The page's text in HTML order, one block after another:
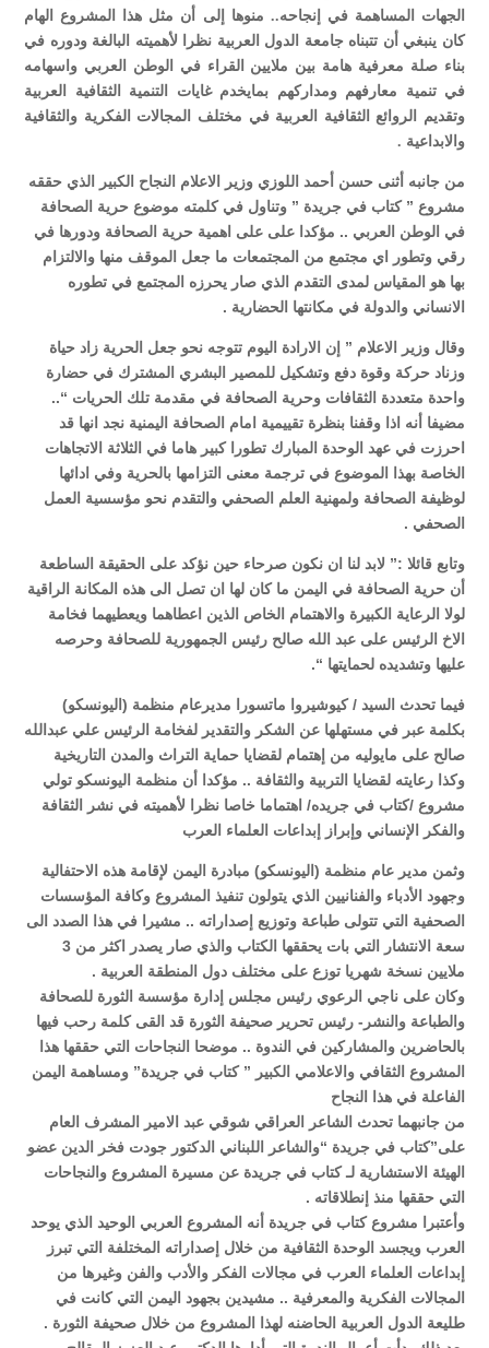
الجهات المساهمة في إنجاحه.. منوها إلى أن مثل هذا المشروع الهام
كان ينبغي أن تتبناه جامعة الدول العربية نظرا لأهميته البالغة ودوره في
بناء صلة معرفية هامة بين ملايين القراء في الوطن العربي واسهامه
في تنمية معارفهم ومداركهم بمايخدم غايات التنمية الثقافية العربية
وتقديم الروائع الثقافية العربية في مختلف المجالات الفكرية والثقافية
والابداعية .
من جانبه أثنى حسن أحمد اللوزي وزير الاعلام النجاح الكبير الذي حققه
مشروع ” كتاب في جريدة ” وتناول في كلمته موضوع حرية الصحافة
في الوطن العربي .. مؤكدا على على اهمية حرية الصحافة ودورها في
رقي وتطور اي مجتمع من المجتمعات ما جعل الموقف منها والالتزام
بها هو المقياس لمدى التقدم الذي صار يحرزه المجتمع في تطوره
الانساني والدولة في مكانتها الحضارية .
وقال وزير الاعلام ” إن الارادة اليوم تتوجه نحو جعل الحرية زاد حياة
وزناد حركة وقوة دفع وتشكيل للمصير البشري المشترك في حضارة
واحدة متعددة الثقافات وحرية الصحافة في مقدمة تلك الحريات “..
مضيفا أنه اذا وقفنا بنظرة تقييمية امام الصحافة اليمنية نجد انها قد
احرزت في عهد الوحدة المبارك تطورا كبير هاما في الثلاثة الاتجاهات
الخاصة بهذا الموضوع في ترجمة معنى التزامها بالحرية وفي ادائها
لوظيفة الصحافة ولمهنية العلم الصحفي والتقدم نحو مؤسسية العمل
الصحفي .
وتابع قائلا :” لابد لنا ان نكون صرحاء حين نؤكد على الحقيقة الساطعة
أن حرية الصحافة في اليمن ما كان لها ان تصل الى هذه المكانة الراقية
لولا الرعاية الكبيرة والاهتمام الخاص الذين اعطاهما ويعطيهما فخامة
الاخ الرئيس على عبد الله صالح رئيس الجمهورية للصحافة وحرصه
عليها وتشديده لحمايتها “.
فيما تحدث السيد / كيوشيروا ماتسورا مديرعام منظمة (اليونسكو)
بكلمة عبر في مستهلها عن الشكر والتقدير لفخامة الرئيس علي عبدالله
صالح على مايوليه من إهتمام لقضايا حماية التراث والمدن التاريخية
وكذا رعايته لقضايا التربية والثقافة .. مؤكدا أن منظمة اليونسكو تولي
مشروع /كتاب في جريده/ اهتماما خاصا نظرا لأهميته في نشر الثقافة
والفكر الإنساني وإبراز إبداعات العلماء العرب
وثمن مدير عام منظمة (اليونسكو) مبادرة اليمن لإقامة هذه الاحتفالية
وجهود الأدباء والفنانيين الذي يتولون تنفيذ المشروع وكافة المؤسسات
الصحفية التي تتولى طباعة وتوزيع إصداراته .. مشيرا في هذا الصدد الى
سعة الانتشار التي بات يحققها الكتاب والذي صار يصدر اكثر من 3
ملايين نسخة شهريا توزع على مختلف دول المنطقة العربية .
وكان على ناجي الرعوي رئيس مجلس إدارة مؤسسة الثورة للصحافة
والطباعة والنشر- رئيس تحرير صحيفة الثورة قد القى كلمة رحب فيها
بالحاضرين والمشاركين في الندوة .. موضحا النجاحات التي حققها هذا
المشروع الثقافي والاعلامي الكبير ” كتاب في جريدة” ومساهمة اليمن
الفاعلة في هذا النجاح
من جانبهما تحدث الشاعر العراقي شوقي عبد الامير المشرف العام
على”كتاب في جريدة “والشاعر اللبناني الدكتور جودت فخر الدين عضو
الهيئة الاستشارية لـ كتاب في جريدة عن مسيرة المشروع والنجاحات
التي حققها منذ إنطلاقاته .
وأعتبرا مشروع كتاب في جريدة أنه المشروع العربي الوحيد الذي يوحد
العرب ويجسد الوحدة الثقافية من خلال إصداراته المختلفة التي تبرز
إبداعات العلماء العرب في مجالات الفكر والأدب والفن وغيرها من
المجالات الفكرية والمعرفية .. مشيدين بجهود اليمن التي كانت في
طليعة الدول العربية الحاضنه لهذا المشروع من خلال صحيفة الثورة .